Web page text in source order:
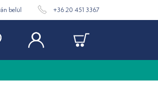
belül +36 20 451 3367